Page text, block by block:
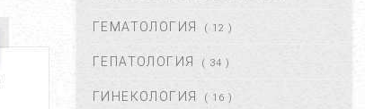
ЧАП ҚОРИН СОХАСИ НИМА
ГЕМАТОЛОГИЯ ( 12 )
ГЕПАТОЛОГИЯ ( 34 )
ГИНЕКОЛОГИЯ ( 16 )